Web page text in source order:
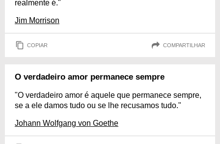
realmente é."
Jim Morrison
COPIAR COMPARTILHAR
O verdadeiro amor permanece sempre
"O verdadeiro amor é aquele que permanece sempre,
se a ele damos tudo ou se lhe recusamos tudo."
Johann Wolfgang von Goethe